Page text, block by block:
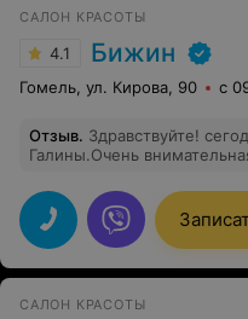
САЛОН КРАСОТЫ
4.1 Бижин
Гомель, ул. Кирова, 90 с
Отзыв. Здравствуйте!
Галины.Очень
меня была стрижка и
замечательно, спасибо
чудовищем,ушла
девочки!впредь буду
САЛОН КРАСОТЫ